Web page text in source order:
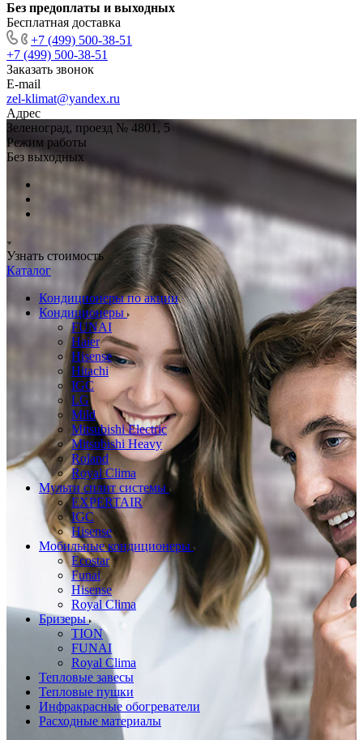
Без предоплаты и выходных
Бесплатная доставка
+7 (499) 500-38-51
+7 (499) 500-38-51
Заказать звонок
E-mail
zel-klimat@yandex.ru
Адрес
Зеленоград, проезд № 4801, 5
Режим работы
Без выходных
Узнать стоимость
Каталог
Кондиционеры по акции
Кондиционеры
FUNAI
Haier
Hisense
Hitachi
IGC
LG
Mild
Mitsubishi Electric
Mitsubishi Heavy
Roland
Royal Clima
Мульти сплит системы
EXPERTAIR
IGC
Hisense
Мобильные кондиционеры
Ecostar
Funai
Hisense
Royal Clima
Бризеры
TION
FUNAI
Royal Clima
Тепловые завесы
Тепловые пушки
Инфракрасные обогреватели
Расходные материалы